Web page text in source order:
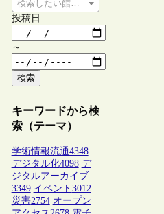
検索したい館種を選択してください
投稿日
～
検索
キーワードから検
索（テーマ）
学術情報流通4348
デジタル化4098 デ
ジタルアーカイブ
3349 イベント 3012
災害2754 オープン